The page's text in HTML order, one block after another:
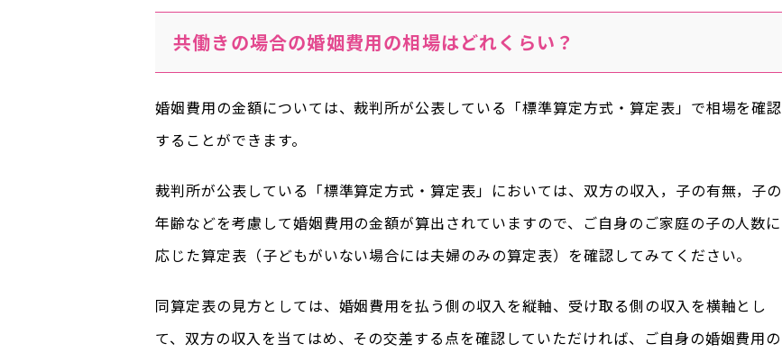
共働きの場合の婚姻費用の相場はどれくらい？
婚姻費用の金額については、裁判所が公表している「標準算定方式・算定表」で相場を確認
することができます。
裁判所が公表している「標準算定方式・算定表」においては、双方の収入，子の有無，子の
年齢などを考慮して婚姻費用の金額が算出されていますので、ご自身のご家庭の子の人数に
応じた算定表（子どもがいない場合には夫婦のみの算定表）を確認してみてください。
同算定表の見方としては、婚姻費用を払う側の収入を縦軸、受け取る側の収入を横軸とし
て、双方の収入を当てはめ、その交差する点を確認していただければ、ご自身の婚姻費用の